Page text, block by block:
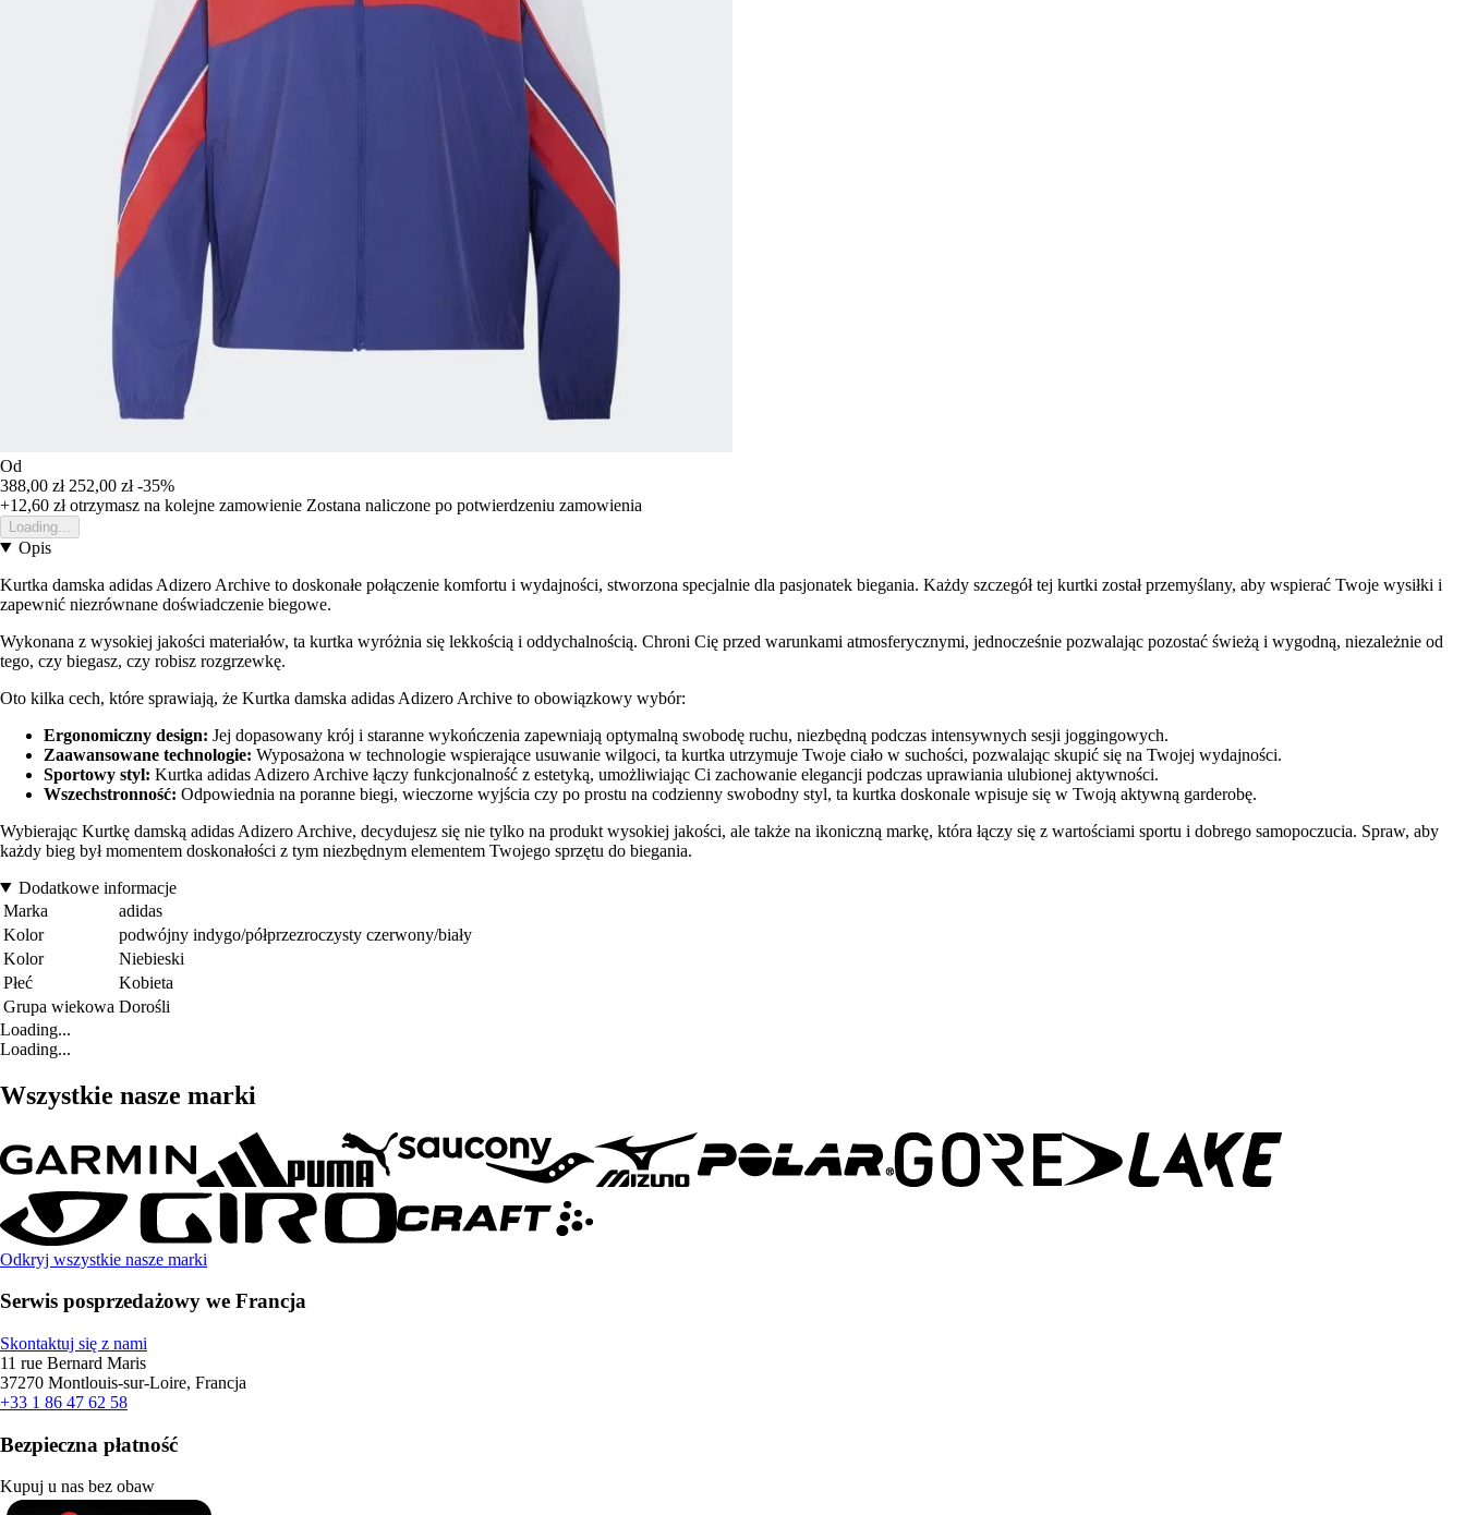
Od
388,00 zł 252,00 zł -35%
+12,60 złotrzymasz na kolejne zamowienie Zostana naliczone po potwierdzeniu zamowienia
Loading...
Opis
Kurtka damska adidas Adizero Archive to doskonałe połączenie komfortu i wydajności, stworzona specjalnie dla pasjonatek biegania. Każdy szczegół tej kurtki został przemyślany, aby wspierać Twoje wysiłki i
zapewnić niezrównane doświadczenie biegowe.
Wykonana z wysokiej jakości materiałów, ta kurtka wyróżnia się lekkością i oddychalnością. Chroni Cię przed warunkami atmosferycznymi, jednocześnie pozwalając pozostać świeżą i wygodną, niezależnie od
tego, czy biegasz, czy robisz rozgrzewkę.
Oto kilka cech, które sprawiają, że Kurtka damska adidas Adizero Archive to obowiązkowy wybór:
Ergonomiczny design: Jej dopasowany krój i staranne wykończenia zapewniają optymalną swobodę ruchu, niezbędną podczas intensywnych sesji joggingowych.
Zaawansowane technologie: Wyposażona w technologie wspierające usuwanie wilgoci, ta kurtka utrzymuje Twoje ciało w suchości, pozwalając skupić się na Twojej wydajności.
Sportowy styl: Kurtka adidas Adizero Archive łączy funkcjonalność z estetyką, umożliwiając Ci zachowanie elegancji podczas uprawiania ulubionej aktywności.
Wszechstronność: Odpowiednia na poranne biegi, wieczorne wyjścia czy po prostu na codzienny swobodny styl, ta kurtka doskonale wpisuje się w Twoją aktywną garderobę.
Wybierając Kurtkę damską adidas Adizero Archive, decydujesz się nie tylko na produkt wysokiej jakości, ale także na ikoniczną markę, która łączy się z wartościami sportu i dobrego samopoczucia. Spraw, aby
każdy bieg był momentem doskonałości z tym niezbędnym elementem Twojego sprzętu do biegania.
Dodatkowe informacje
Marka
adidas
Kolor
podwójny indygo/półprzezroczysty czerwony/biały
Kolor
Niebieski
Płeć
Kobieta
Grupa wiekowa Dorośli
Loading...
Loading...
Wszystkie nasze marki
Odkryj wszystkie nasze marki
Serwis posprzedażowy we Francja
Skontaktuj się z nami
11 rue Bernard Maris
37270 Montlouis-sur-Loire, Francja
+33 1 86 47 62 58
Bezpieczna płatność
Kupuj u nas bez obaw